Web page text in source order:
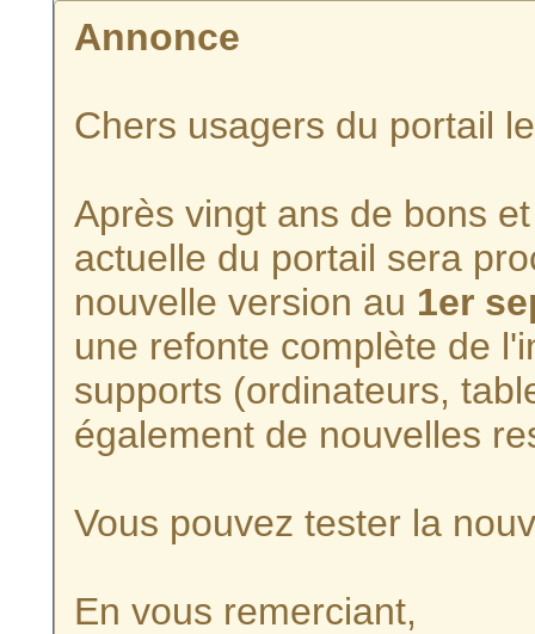
Annonce
Chers usagers du portail
Après vingt ans de bons
actuelle du portail sera
nouvelle version au 1er
une refonte complète de
supports (ordinateurs,
également de nouvelles
Vous pouvez tester la
En vous remerciant,